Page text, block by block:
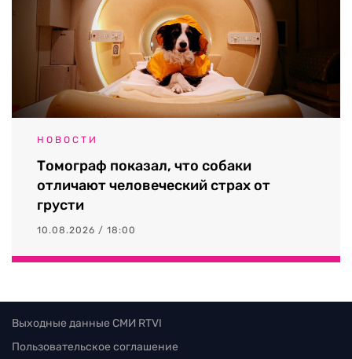
НОВОСТИ
Томограф показал, что собаки
отличают человеческий страх от
грусти
10.08.2026 / 18:00
Выходные данные СМИ RTVI
Пользовательское соглашение